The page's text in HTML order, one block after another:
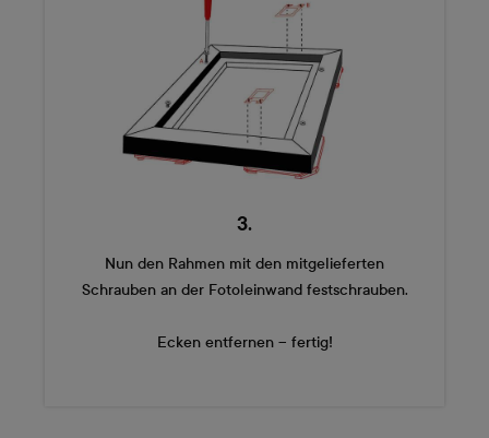
3.
Nun den Rahmen mit den mitgelieferten
Schrauben an der Fotoleinwand festschrauben.
Ecken entfernen – fertig!